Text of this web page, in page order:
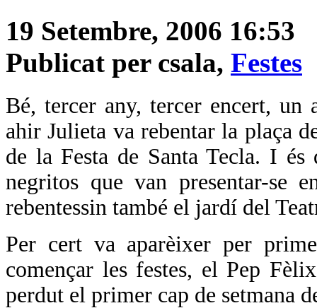
19 Setembre, 2006 16:53
Publicat per csala, Festes
Bé, tercer any, tercer encert,
ahir Julieta va rebentar la plaça
de la Festa de Santa Tecla. I
negritos que van presentar-se
rebentessin també el jardí del
Per cert va aparèixer per
començar les festes, el Pep
perdut el primer cap de setmana